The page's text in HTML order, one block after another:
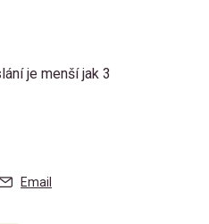
je menší jak 3
Email